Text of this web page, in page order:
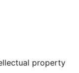
property